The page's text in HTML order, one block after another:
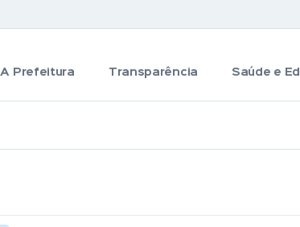
A Prefeitura Transparência Saúde e